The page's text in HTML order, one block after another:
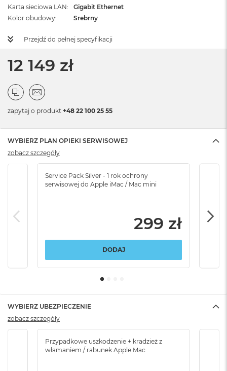
Karta sieciowa LAN
Gigabit Ethernet
Kolor obudowy
Srebrny
Przejdź do pełnej specyfikacji
12 149 zł
zapytaj o produkt +48 22 100 25 55
WYBIERZ PLAN OPIEKI SERWISOWEJ
Service Pack Silver - 1 rok ochrony
serwisowej do Apple iMac / Mac mini
299 zł
DODAJ
zobacz szczegóły
WYBIERZ UBEZPIECZENIE
Przypadkowe uszkodzenie + kradzież z
włamaniem / rabunek Apple Mac
zobacz szczegóły